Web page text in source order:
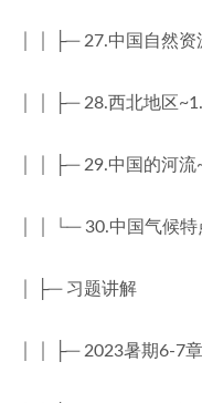
│ │ ├─ 27.中国自然资
│ │ ├─ 28.西北地区
│ │ ├─ 29.中国的河流
│ │ └─ 30.中国气候特
│ ├─ 习题讲解
│ │ ├─ 2023暑期6-7